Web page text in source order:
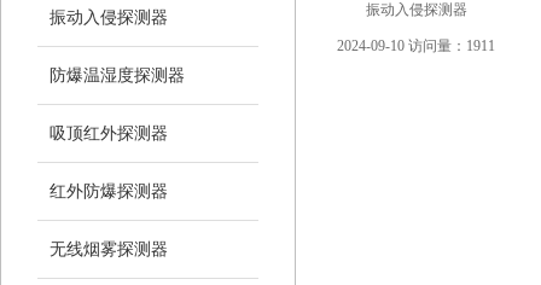
振动入侵探测器
防爆温湿度探测器
吸顶红外探测器
红外防爆探测器
无线烟雾探测器
振动入侵探测器
2024-09-10 访问量：1911